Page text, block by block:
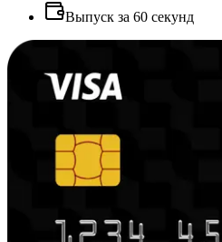
Выпуск за 60 секунд